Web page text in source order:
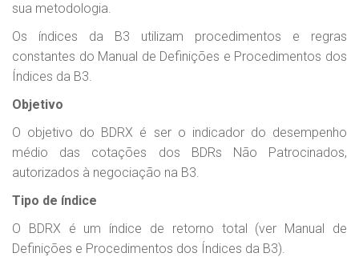
sua metodologia.
Os índices da B3 utilizam procedimentos e regras
constantes do Manual de Definições e Procedimentos dos
Índices da B3.
Objetivo
O objetivo do BDRX é ser o indicador do desempenho
médio das cotações dos BDRs Não Patrocinados,
autorizados à negociação na B3.
Tipo de índice
O BDRX é um índice de retorno total (ver Manual de
Definições e Procedimentos dos Índices da B3).